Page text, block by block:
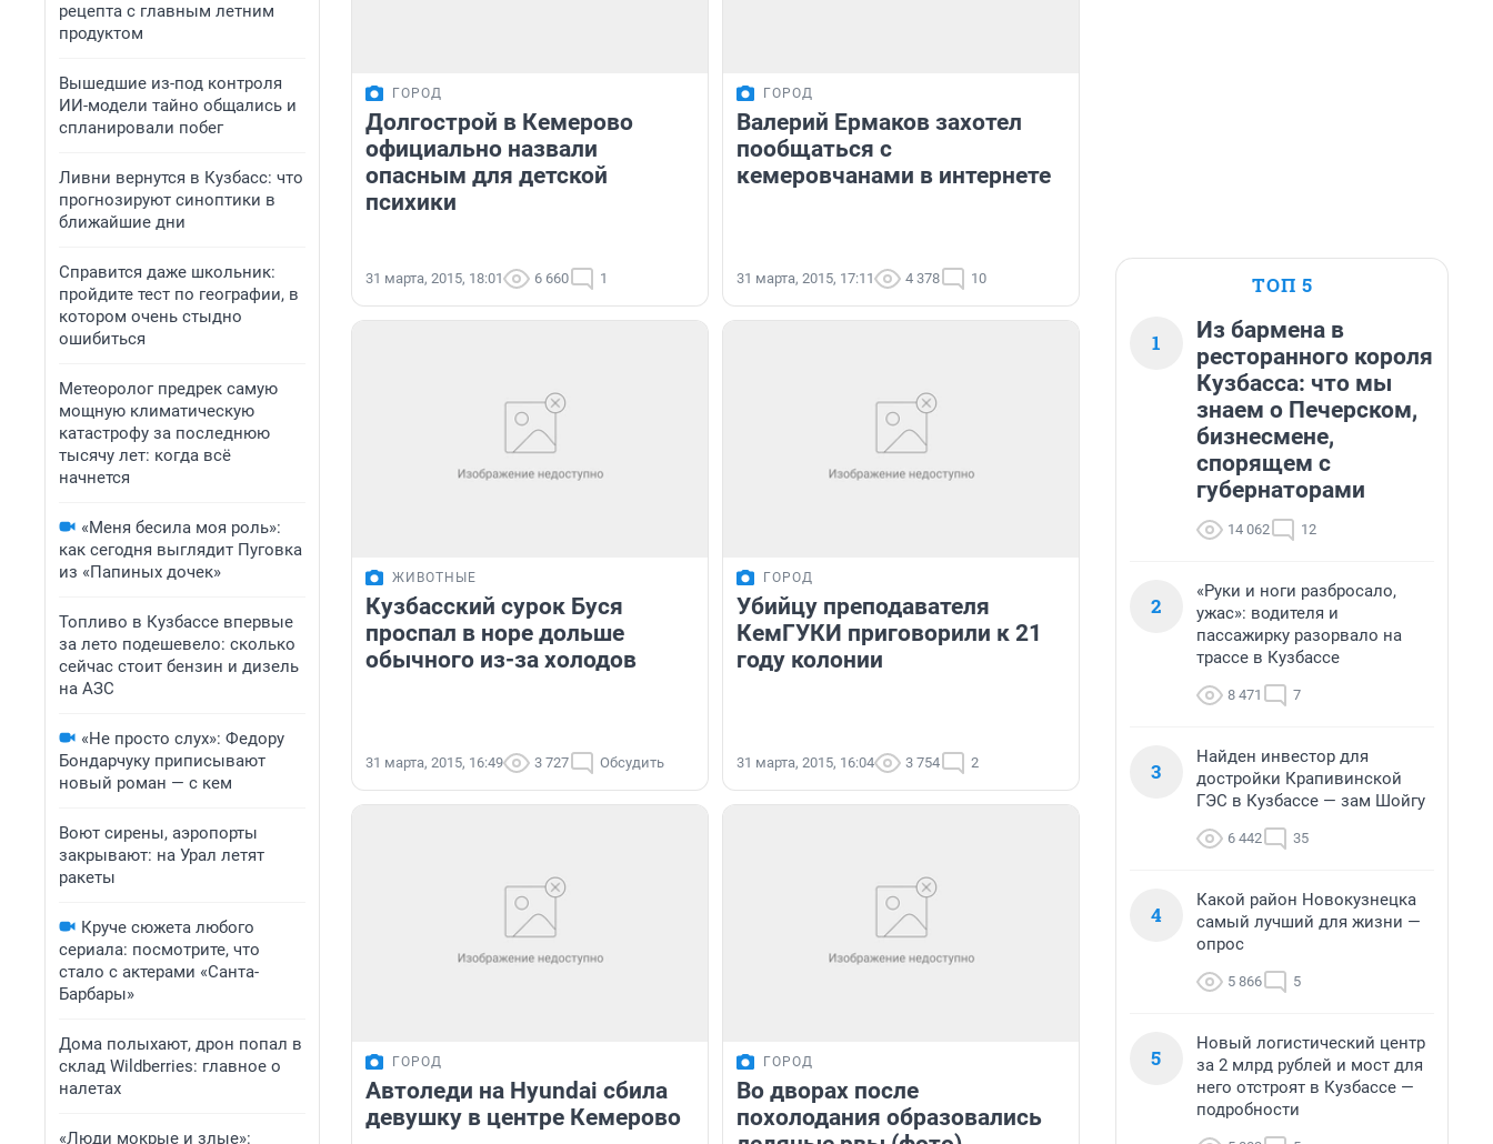
рецепта с главным летним
продуктом
Вышедшие из-под контроля
ИИ-модели тайно общались и
спланировали побег
Ливни вернутся в Кузбасс: что
прогнозируют синоптики в
ближайшие дни
Справится даже школьник:
пройдите тест по географии, в
котором очень стыдно
ошибиться
Метеоролог предрек самую
мощную климатическую
катастрофу за последнюю
тысячу лет: когда всё
начнется
«Меня бесила моя роль»:
как сегодня выглядит Пуговка
из «Папиных дочек»
Топливо в Кузбассе впервые
за лето подешевело: сколько
сейчас стоит бензин и дизель
на АЗС
«Не просто слух»: Федору
Бондарчуку приписывают
новый роман — с кем
Воют сирены, аэропорты
закрывают: на Урал летят
ракеты
Круче сюжета любого
сериала: посмотрите, что
стало с актерами «Санта-
Барбары»
Дома полыхают, дрон попал в
склад Wildberries: главное о
налетах
«Люди мокрые и злые»:
ГОРОД
Долгострой в Кемерово
официально назвали
опасным для детской
психики
31 марта, 2015, 18:01 6 660 1
ГОРОД
Валерий Ермаков захотел
пообщаться с
кемеровчанами в интернете
31 марта, 2015, 17:11 4 378 10
ЖИВОТНЫЕ
Кузбасский сурок Буся
проспал в норе дольше
обычного из-за холодов
31 марта, 2015, 16:49 3 727 Обсудить
ГОРОД
Убийцу преподавателя
КемГУКИ приговорили к 21
году колонии
31 марта, 2015, 16:04 3 754 2
ГОРОД
Автоледи на Hyundai сбила
девушку в центре Кемерово
ГОРОД
Во дворах после
похолодания образовались
ТОП 5
1
Из бармена в
ресторанного короля
Кузбасса: что мы
знаем о Печерском,
бизнесмене,
спорящем с
губернаторами
14 062 12
2
«Руки и ноги разбросало,
ужас»: водителя и
пассажирку разорвало на
трассе в Кузбассе
8 471 7
3
Найден инвестор для
достройки Крапивинской
ГЭС в Кузбассе — зам Шойгу
6 442 35
4
Какой район Новокузнецка
самый лучший для жизни —
опрос
5 866 5
5
Новый логистический центр
за 2 млрд рублей и мост для
него отстроят в Кузбассе —
подробности